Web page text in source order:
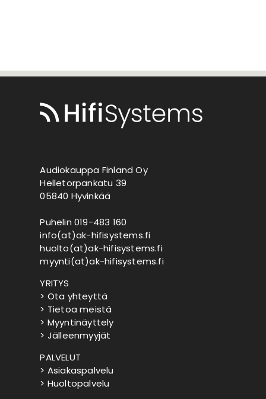
Audiokauppa Finland Oy
Helletorpankatu 39
05840 Hyvinkää
Puhelin 019-483 160
info(at)ak-hifisystems.fi
huolto(at)ak-hifisystems.fi
myynti(at)ak-hifisystems.fi
YRITYS
> Ota yhteyttä
> Tietoa meistä
> Myyntinäyttely
> Jälleenmyyjät
PALVELUT
> Asiakaspalvelu
> Huoltopalvelu